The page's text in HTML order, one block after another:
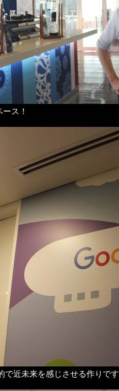
ス！
で近未来を感じさせる作りです